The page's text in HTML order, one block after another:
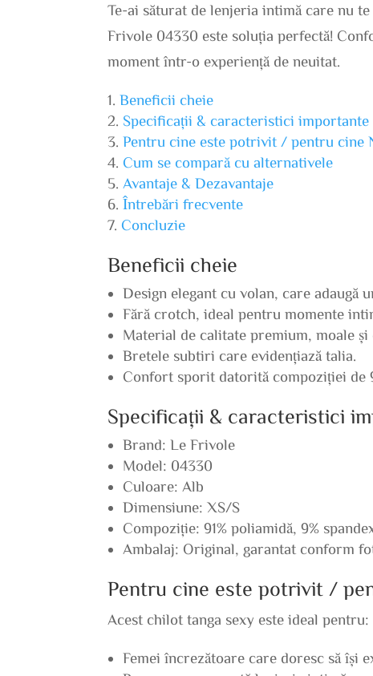
Te-ai săturat de lenjeria intimă care nu
Frivole 04330 este soluția perfectă!
moment într-o experiență de neuitat.
Beneficii cheie
Specificații & caracteristici importante
Pentru cine este potrivit / pentru cine
Cum se compară cu alternativele
Avantaje & Dezavantaje
Întrebări frecvente
Concluzie
Beneficii cheie
Design elegant cu volan, care adaugă
Fără crotch, ideal pentru momente
Material de calitate premium, moale și
Bretele subtiri care evidențiază talia.
Confort sporit datorită compoziției de
Specificații & caracteristici
Brand: Le Frivole
Model: 04330
Culoare: Alb
Dimensiune: XS/S
Compoziție: 91% poliamidă, 9%
Ambalaj: Original, garantat conform
Pentru cine este potrivit /
Acest chilot tanga sexy este ideal pentru:
Femei încrezătoare care doresc să își